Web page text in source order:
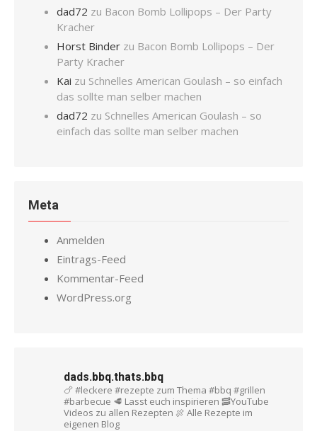
dad72 zu Bacon Bomb Lollipops – Der Party
Kracher
Horst Binder zu Bacon Bomb Lollipops – Der
Party Kracher
Kai zu Schnelles American Goulash – so einfach
das sollte man selber machen
dad72 zu Schnelles American Goulash – so
einfach das sollte man selber machen
Meta
Anmelden
Eintrags-Feed
Kommentar-Feed
WordPress.org
dads.bbq.thats.bbq
🍗 #leckere #rezepte zum Thema #bbq #grillen
#barbecue 🥩 Lasst euch inspirieren 🥓YouTube
Videos zu allen Rezepten 🍖 Alle Rezepte im
eigenen Blog